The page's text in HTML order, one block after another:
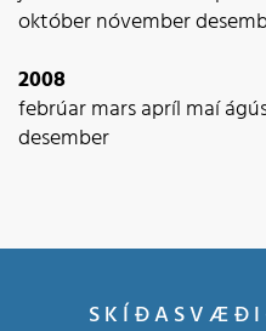
októbernóvember
2008
febrúarmarsapríl maí
desember